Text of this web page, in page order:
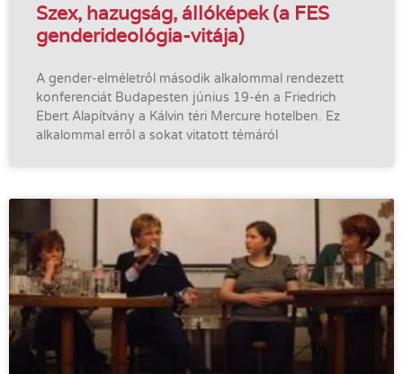
Szex, hazugság, állóképek (a FES
genderideológia-vitája)
A gender-elméletről második alkalommal rendezett
konferenciát Budapesten június 19-én a Friedrich
Ebert Alapítvány a Kálvin téri Mercure hotelben. Ez
alkalommal erről a sokat vitatott témáról